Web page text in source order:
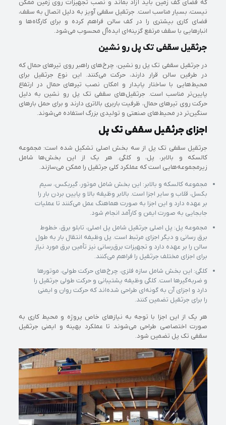
که فضای کف زمین باید آزاد بماند و نصب تجهیزات روی زمین ممکن
نیست، بسیار مناسب است. جرثقیل سقفی آویز به دلیل اتصال به سقف،
فضای کاری بیشتری را در کف سالن فراهم کرده و برای کارگاه‌ها و
انبارهایی با سقف مرتفع گزینه‌ای ایده‌آل محسوب می‌شود.
جرثقیل سقفی تک پل رو نشین
در جرثقیل سقفی تک پل رو نشین، چرخ‌های راهبر روی تیرهای حمال که
در طرفین سالن قرار دارند، حرکت می‌کنند. این نوع جرثقیل برای
محیط‌هایی با ساختار پایدار و امکان نصب تیرهای حمال در ارتفاع
پایین‌تر مناسب است. جرثقیل‌های سقفی تک پل رو نشین به دلیل
حرکت روی تیرهای حمال، ظرفیت باربری بالاتری دارند و برای حمل بارهای
سنگین‌تر در محیط‌های صنعتی و تولیدی بزرگ استفاده می‌شوند.
اجزای جرثقیل سقفی تک پل
جرثقیل سقفی تک پل از سه بخش اصلی تشکیل شده است: مجموعه
کالسکه و بالابر، پل، و کلگی. هر یک از این بخش‌ها شامل
زیرمجموعه‌هایی است که عملکرد کلی جرثقیل را ممکن می‌سازند.
مجموعه کالسکه و بالابر: این بخش شامل موتور، گیربکس، سیم
بکسل، قلاب و سایر اجزا است. بالابر وظیفه بالا و پایین بردن بار را
بر عهده دارد و این اجزا به صورت هماهنگ عمل می‌کنند تا عملیات
جابجایی به صورت ایمن و کارآمد انجام شود.
مجموعه پل: پل اصلی جرثقیل شامل پل اصلی، تابلو برق، خطوط
برق رسانی و دیگر اجزای مرتبط است. پل وظیفه انتقال بار به طول
سالن را بر عهده دارد و تجهیزات برق‌رسانی نیز تأمین برق مورد نیاز
برای اجزای مختلف جرثقیل را فراهم می‌کنند.
کلگی: این بخش شامل سازه فلزی، چرخ‌های حرکت طولی، موتورها
و ضربه‌گیرها است. کلگی وظیفه پشتیبانی و حرکت طولی جرثقیل را
دارد و اجزای آن به گونه‌ای طراحی شده‌اند که حرکت روان و ایمنی
را برای جرثقیل تضمین کنند.
هر یک از این اجزا با توجه به نیازهای خاص پروژه و محیط کاری به
صورت اختصاصی طراحی می‌شوند تا عملکرد بهینه و ایمنی جرثقیل
سقفی تک پل تضمین شود.